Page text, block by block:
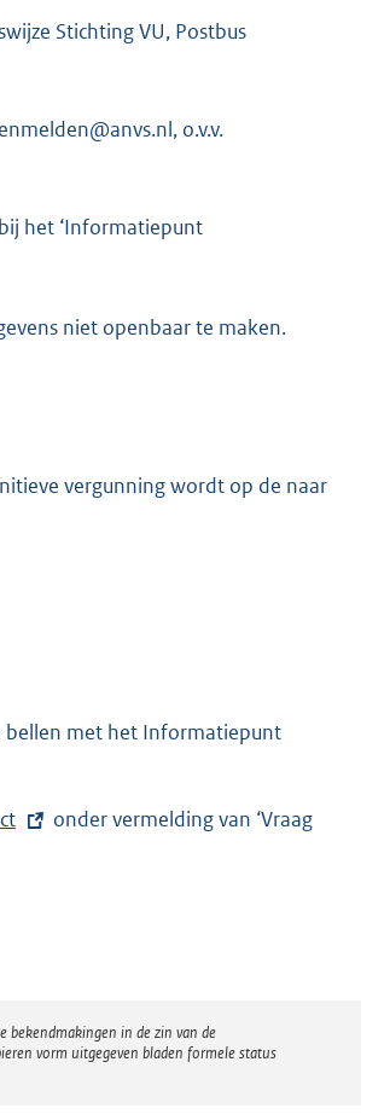
Stichting VU, Postbus
o.v.v.
het ‘Informatiepunt
niet openbaar te maken.
vergunning wordt op de naar
bellen met het Informatiepunt
onder vermelding van ‘Vraag
bekendmakingen in de zin van de
vorm uitgegeven bladen formele status